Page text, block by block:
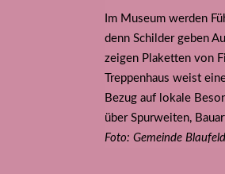
Im Museum werden
denn Schilder geben
zeigen Plaketten von
Treppenhaus weist
Bezug auf lokale
über Spurweiten,
Foto: Gemeinde